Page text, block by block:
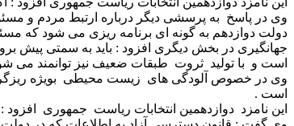
وی در پاسخ به پرسشی دیگر درباره ارتبط مردم و
دولت دوازدهم به گونه ای برنامه ریزی می شود که
جهانگیری در بخش دیگری افزود : باید به سمتی پیش
است و با تولید ثروت طبقات ضعیف نیز توانمند می
وی در خصوص آلودگی های زیست محیطی بویژه
است .
این نامزد دوازدهمین انتخابات ریاست جمهوری